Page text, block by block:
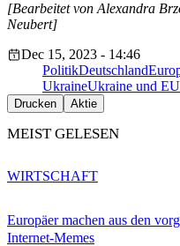
[Bearbeitet von Alexandra
Neubert]
Dec 15, 2023 - 14:46
PolitikDeutschland
UkraineUkraine und EU
Drucken Aktie
MEIST GELESEN
Europäer machen aus den
Internet-Memes
WIRTSCHAFT